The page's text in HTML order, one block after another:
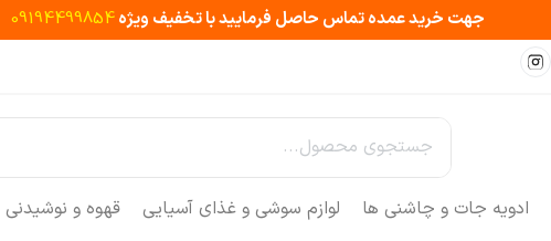
جهت خرید عمده تماس حاصل فرمایید با تخفیف ویژه09194499854
ادویه جات و چاشنی ها لوازم سوشی و غذای آسیایی قهوه و نوشیدنی